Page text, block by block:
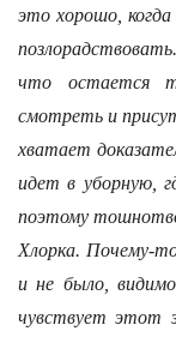
это хорошо,
что остается
смотреть и
хватает
идет в уборную,
поэтому
Хлорка. Почему-
и не было,
чувствует этот